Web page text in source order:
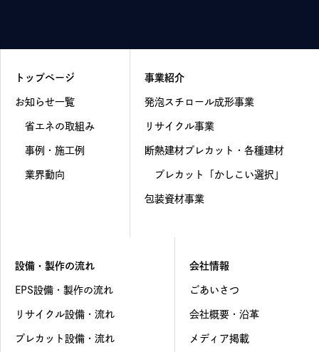
トップページ
お知らせ一覧
省エネの取組み
事例・施工例
業界動向
事業紹介
発泡スチロール成形事業
リサイクル事業
断熱建材プレカット・各種建材
プレカット「かしこい選択」
包装資材事業
設備・製作の流れ
EPS設備・製作の流れ
リサイクル設備・流れ
プレカット設備・流れ
会社情報
ごあいさつ
会社概要・沿革
メディア掲載